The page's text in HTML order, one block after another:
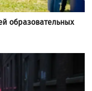
образовательных